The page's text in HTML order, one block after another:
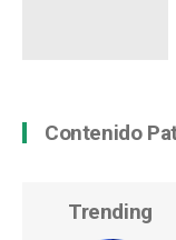
Contenido
Trending